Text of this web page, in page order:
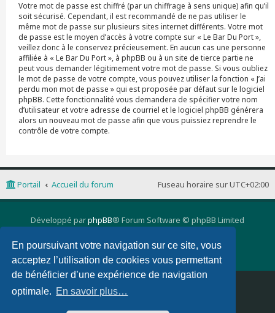
En poursuivant votre navigation sur ce site, vous
acceptez l’utilisation de cookies vous permettant
de bénéficier d’une expérience de navigation
optimale. En savoir plus…
Votre mot de passe est chiffré (par un chiffrage à sens unique) afin qu’il
soit sécurisé. Cependant, il est recommandé de ne pas utiliser le
même mot de passe sur plusieurs sites internet différents. Votre mot
de passe est le moyen d’accès à votre compte sur « Le Bar Du Port »,
veillez donc à le conservez précieusement. En aucun cas une personne
affiliée à « Le Bar Du Port », à phpBB ou à un site de tierce partie ne
peut vous demander légitimement votre mot de passe. Si vous oubliez
le mot de passe de votre compte, vous pouvez utiliser la fonction « J’ai
perdu mon mot de passe » qui est proposée par défaut sur le logiciel
phpBB. Cette fonctionnalité vous demandera de spécifier votre nom
d’utilisateur et votre adresse de courriel et le logiciel phpBB générera
alors un nouveau mot de passe afin que vous puissiez reprendre le
contrôle de votre compte.
Fuseau horaire surUTC+02:00
Portail Accueil du forum
Développé parphpBB® Forum Software © phpBB Limited
phpBB 3 Quarto theme by PixelGoose Studio
Confidentialité
Supprimer les cookies